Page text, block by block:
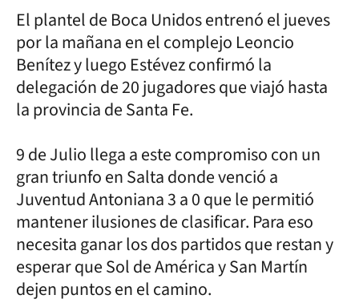
El plantel de Boca Unidos entrenó el jueves
por la mañana en el complejo Leoncio
Benítez y luego Estévez confirmó la
delegación de 20 jugadores que viajó hasta
la provincia de Santa Fe.
9 de Julio llega a este compromiso con un
gran triunfo en Salta donde venció a
Juventud Antoniana 3 a 0 que le permitió
mantener ilusiones de clasificar. Para eso
necesita ganar los dos partidos que restan y
esperar que Sol de América y San Martín
dejen puntos en el camino.